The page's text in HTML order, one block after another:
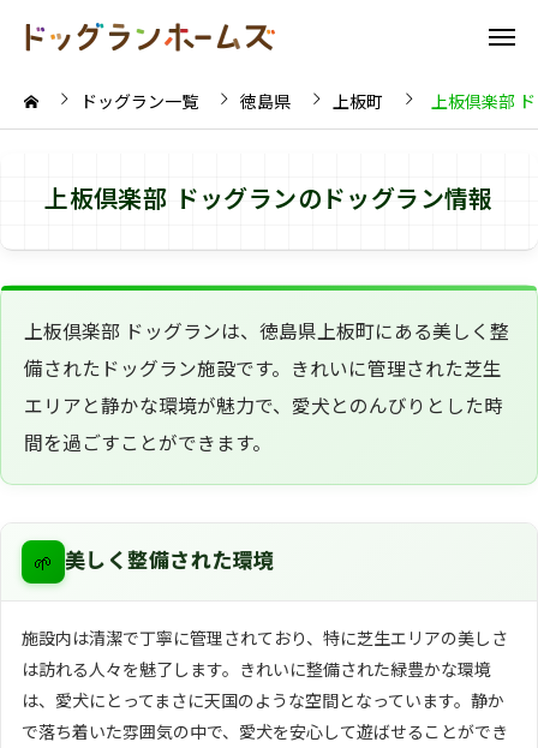
ドッグラン一覧 徳島県 上板町 上板倶楽部
上板倶楽部 ドッグランのドッグラン情報
上板倶楽部 ドッグランは、徳島県上板町にある美しく整
備されたドッグラン施設です。きれいに管理された芝生
エリアと静かな環境が魅力で、愛犬とのんびりとした時
間を過ごすことができます。
🌱 美しく整備された環境
施設内は清潔で丁寧に管理されており、特に芝生エリアの美しさ
は訪れる人々を魅了します。きれいに整備された緑豊かな環境
は、愛犬にとってまさに天国のような空間となっています。静か
で落ち着いた雰囲気の中で、愛犬を安心して遊ばせることができ